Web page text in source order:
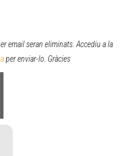
email seran eliminats. Accediu a la
per enviar-lo. Gràcies